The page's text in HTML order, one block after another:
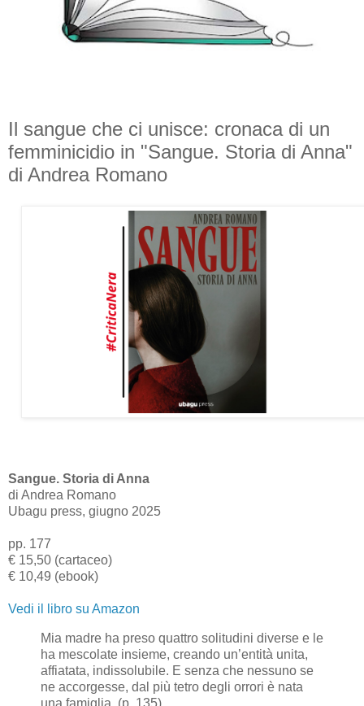
Il sangue che ci unisce: cronaca di un
femminicidio in "Sangue. Storia di Anna"
di Andrea Romano
Sangue. Storia di Anna
di Andrea Romano
Ubagu press, giugno 2025
pp. 177
€ 15,50 (cartaceo)
€ 10,49 (ebook)
Vedi il libro su Amazon
Mia madre ha preso quattro solitudini diverse e le
ha mescolate insieme, creando un’entità unita,
affiatata, indissolubile. E senza che nessuno se
ne accorgesse, dal più tetro degli orrori è nata